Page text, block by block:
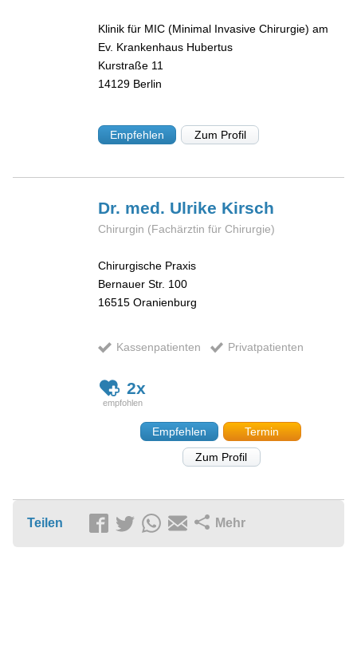
Klinik für MIC (Minimal Invasive Chirurgie) am
Ev. Krankenhaus Hubertus
Kurstraße 11
14129 Berlin
Empfehlen Zum Profil
Dr. med. Ulrike Kirsch
Chirurgin (Fachärztin für Chirurgie)
Chirurgische Praxis
Bernauer Str. 100
16515 Oranienburg
Kassenpatienten Privatpatienten
2x
Empfehlen
Termin
Zum Profil
Teilen Mehr